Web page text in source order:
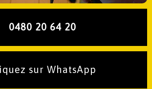
0480 20 64 20
sur WhatsApp